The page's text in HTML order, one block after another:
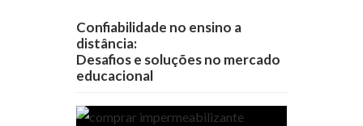
Confiabilidade no ensino a
distância:
Desafios e soluções no mercado
educacional